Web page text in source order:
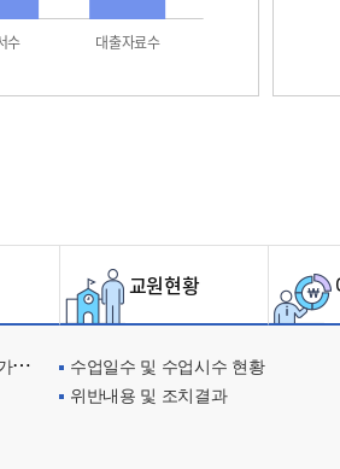
수 대출자료수
교원현황
수업일수 및 수업시수 현황
위반내용 및 조치결과